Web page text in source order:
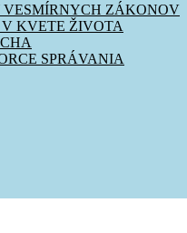
VESMÍRNYCH ZÁKONOV
KVETE ŽIVOTA
SPRÁVANIA